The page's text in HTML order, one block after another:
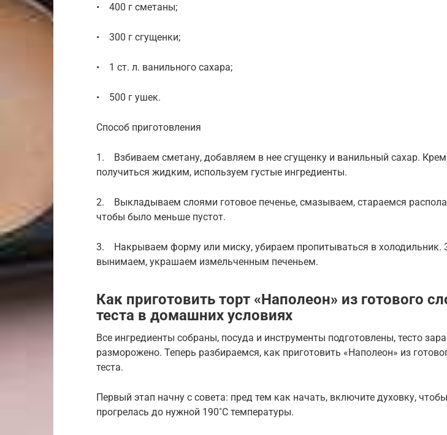
• 400 г сметаны;
• 300 г сгущенки;
• 1 ст. л. ванильного сахара;
• 500 г ушек.
Способ приготовления
1. Взбиваем сметану, добавляем в нее сгущенку и ванильный сахар.
получиться жидким, используем густые ингредиенты.
2. Выкладываем слоями готовое печенье, смазываем, стараемся
чтобы было меньше пустот.
3. Накрываем форму или миску, убираем пропитываться в холодильник.
вынимаем, украшаем измельченным печеньем.
Как приготовить торт «Наполеон» из готового
теста в домашних условиях
Все ингредиенты собраны, посуда и инструменты подготовлены, тесто
разморожено. Теперь разбираемся, как приготовить «Наполеон» из
теста.
Первый этап начну с совета: пред тем как начать, включите духовку,
прогрелась до нужной 190˚С температуры.